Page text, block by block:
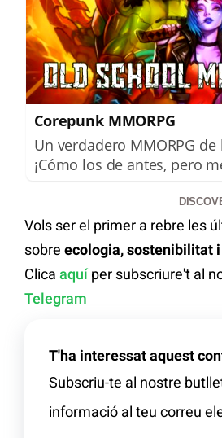
Corepunk MMORPG
Un verdadero MMORPG
¡Cómo los de antes, pero
Vols ser el primer a rebre les
sobre ecologia, sostenibilitat
Clica aquí per subscriure't al
Telegram
T'ha interessat aquest
Subscriu-te al nostre
informació al teu correu